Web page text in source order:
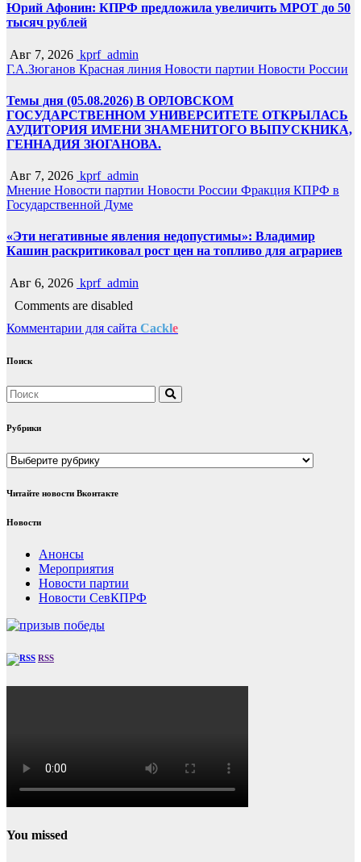
Юрий Афонин: КПРФ предложила увеличить МРОТ до 50
тысяч рублей
Авг 7, 2026 kprf_admin
Г.А.Зюганов Красная линия Новости партии Новости России
Темы дня (05.08.2026) В ОРЛОВСКОМ
ГОСУДАРСТВЕННОМ УНИВЕРСИТЕТЕ ОТКРЫЛАСЬ
АУДИТОРИЯ ИМЕНИ ЗНАМЕНИТОГО ВЫПУСКНИКА,
ГЕННАДИЯ ЗЮГАНОВА.
Авг 7, 2026 kprf_admin
Мнение Новости партии Новости России Фракция КПРФ в
Государственной Думе
«Эти негативные явления недопустимы»: Владимир
Кашин раскритиковал рост цен на топливо для аграриев
Авг 6, 2026 kprf_admin
Comments are disabled
Комментарии для сайта Cackle
Поиск
Рубрики
Рубрики
Читайте новости Вконтакте
Новости
Анонсы
Мероприятия
Новости партии
Новости СевКПРФ
RSS
You missed